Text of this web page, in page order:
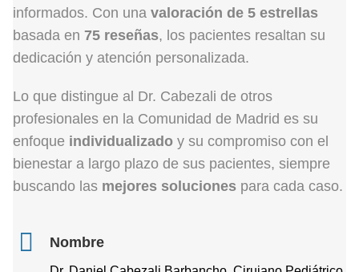
informados. Con una valoración de 5 estrellas
basada en 75 reseñas, los pacientes resaltan su
dedicación y atención personalizada.
Lo que distingue al Dr. Cabezali de otros
profesionales en la Comunidad de Madrid es su
enfoque individualizado y su compromiso con el
bienestar a largo plazo de sus pacientes, siempre
buscando las mejores soluciones para cada caso.
Nombre